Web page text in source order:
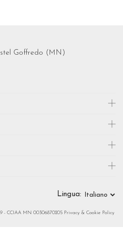
Goffredo (MN)
- CCIAA MN 00306870205 Privacy & Cookie Policy
Lingua: